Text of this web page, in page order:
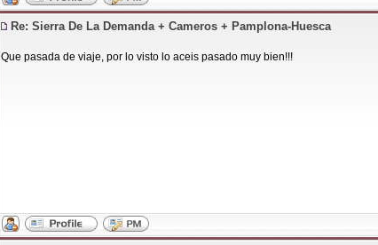
Re: Sierra De La Demanda + Cameros + Pamplona-Huesca
Que pasada de viaje, por lo visto lo aceis pasado muy bien!!!